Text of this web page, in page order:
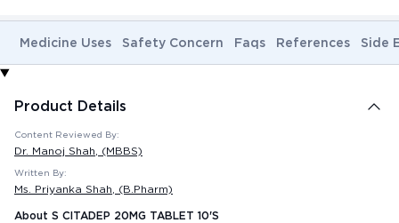
Medicine Uses Safety Concern Faqs References Side
Product Details
Content Reviewed By:
Dr. Manoj Shah , (MBBS)
Written By:
Ms. Priyanka Shah , (B.Pharm)
About S CITADEP 20MG TABLET 10'S